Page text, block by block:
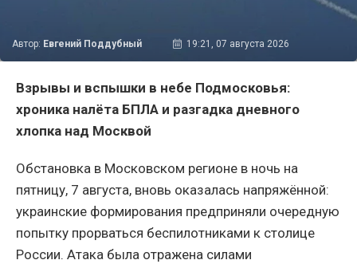
Автор: Евгений Поддубный 19:21, 07 августа 2026
Взрывы и вспышки в небе Подмосковья:
хроника налёта БПЛА и разгадка дневного
хлопка над Москвой
Обстановка в Московском регионе в ночь на
пятницу, 7 августа, вновь оказалась напряжённой:
украинские формирования предприняли очередную
попытку прорваться беспилотниками к столице
России. Атака была отражена силами